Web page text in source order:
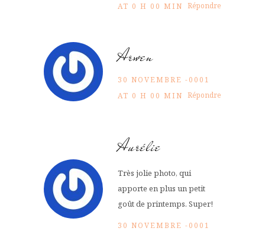
AT 0 H 00 MIN Répondre
Arwen
30 NOVEMBRE -0001
AT 0 H 00 MIN Répondre
Aurélie
Très jolie photo, qui
apporte en plus un petit
goût de printemps. Super!
30 NOVEMBRE -0001